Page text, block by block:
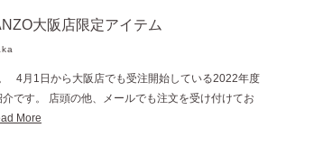
大阪店限定アイテム
4月1日から大阪店でも受注開始している2022年度
です。 店頭の他、メールでも注文を受け付けてお
More